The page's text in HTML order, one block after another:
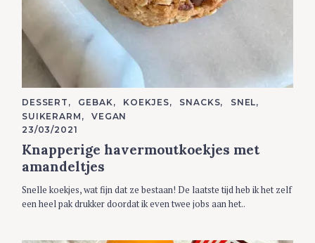
C
A
T
E
O
R
I
S
DESSERT GEBAK KOEKJES SNACKS
SNEL
SUIKERARM
VEGAN
23/03/2021
Knapperige havermoutkoekjes met
amandeltjes
Snelle koekjes, wat fijn dat ze bestaan! De laatste tijd heb ik het zelf
een heel pak drukker doordat ik even twee jobs aan het..